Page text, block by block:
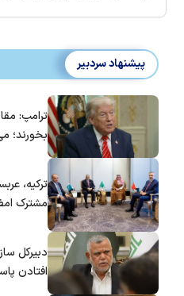
پیشنهاد سردبیر
ترامپ:
بخورند؛
ترکیه،
مشترک
دبیرکل
افتادن